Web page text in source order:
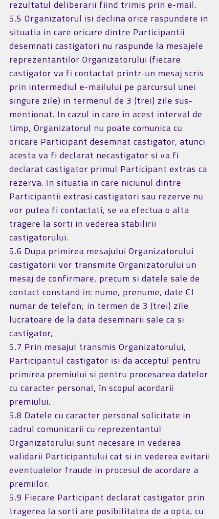
rezultatul deliberarii fiind trimis prin e-mail.
5.5 Organizatorul isi declina orice raspundere in
situatia in care oricare dintre Participantii
desemnati castigatori nu raspunde la mesajele
reprezentantilor Organizatorului (fiecare
castigator va fi contactat printr-un mesaj scris
prin intermediul e-mailului pe parcursul unei
singure zile) in termenul de 3 (trei) zile sus-
mentionat. In cazul in care in acest interval de
timp, Organizatorul nu poate comunica cu
oricare Participant desemnat castigator, atunci
acesta va fi declarat necastigator si va fi
declarat castigator primul Participant extras ca
rezerva. In situatia in care niciunul dintre
Participantii extrasi castigatori sau rezerve nu
vor putea fi contactati, se va efectua o alta
tragere la sorti in vederea stabilirii
castigatorului.
5.6 Dupa primirea mesajului Organizatorului
castigatorii vor transmite Organizatorului un
mesaj de confirmare, precum si datele sale de
contact constand in: nume, prenume, date CI
numar de telefon; in termen de 3 (trei) zile
lucratoare de la data desemnarii sale ca si
castigator,
5.7 Prin mesajul transmis Organizatorului,
Participantul castigator isi da acceptul pentru
primirea premiului si pentru procesarea datelor
cu caracter personal, în scopul acordarii
premiului.
5.8 Datele cu caracter personal solicitate in
cadrul comunicarii cu reprezentantul
Organizatorului sunt necesare in vederea
validarii Participantului cat si in vederea evitarii
eventualelor fraude in procesul de acordare a
premiilor.
5.9 Fiecare Participant declarat castigator prin
tragerea la sorti are posibilitatea de a opta, cu